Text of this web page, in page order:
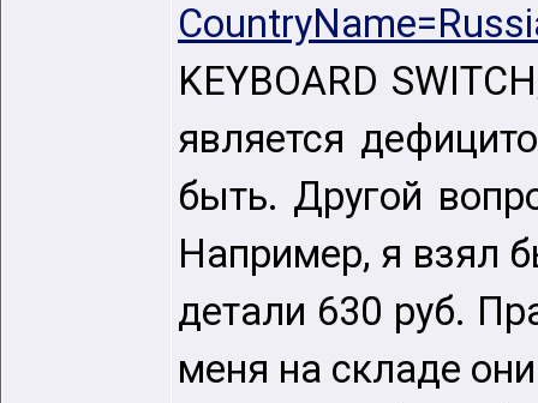
KEYBOARD
является
быть. Другой
Например, я взял
детали 630 руб.
меня на складе